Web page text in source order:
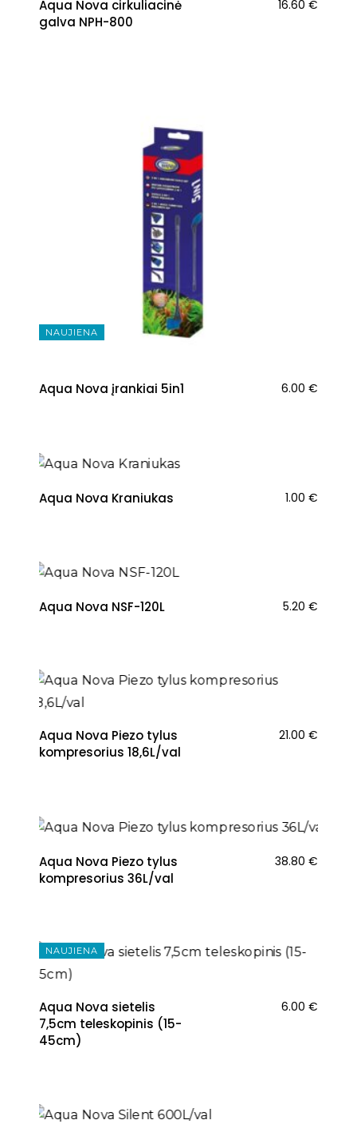
Aqua Nova cirkuliacinė
galva NPH-800
16.60 €
NAUJIENA
Aqua Nova įrankiai 5in1 6.00 €
Aqua Nova Kraniukas 1.00 €
Aqua Nova NSF-120L 5.20 €
Aqua Nova Piezo tylus
kompresorius 18,6L/val
21.00 €
Aqua Nova Piezo tylus
kompresorius 36L/val
38.80 €
NAUJIENA
Aqua Nova sietelis
7,5cm teleskopinis (15-
45cm)
6.00 €